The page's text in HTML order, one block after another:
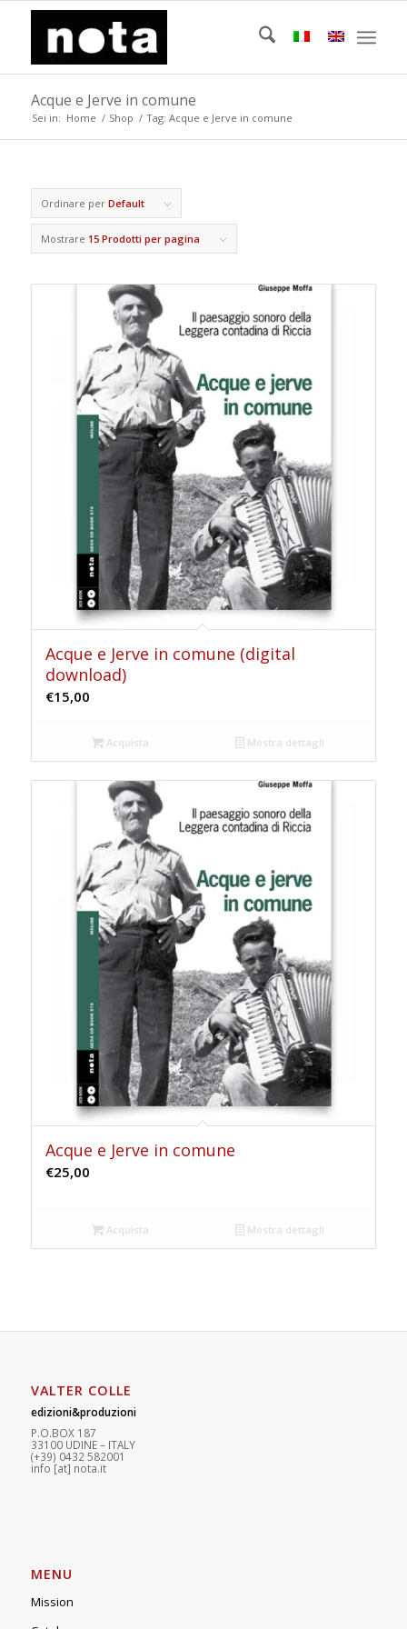
Acque e Jerve in comune
Sei in: Home / Shop / Tag: Acque e Jerve in comune
Ordinare per Default
Mostrare 15 Prodotti per pagina
Acque e Jerve in comune (digital
download)
€15,00
Acquista Mostra dettagli
Acque e Jerve in comune
€25,00
Acquista Mostra dettagli
VALTER COLLE
edizioni&produzioni
P.O.BOX 187
33100 UDINE – ITALY
(+39) 0432 582001
info [at] nota.it
MENU
Mission